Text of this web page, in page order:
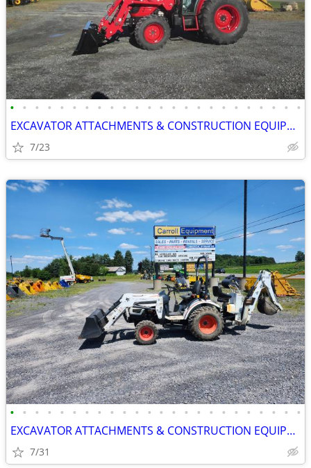
• • • • • • • • • • • • • • • • • • • • • • • •
EXCAVATOR ATTACHMENTS & CONSTRUCTION EQUIPMENT ON SALE!!!
7/23
• • • • • • • • • • • • • • • • • • • • • • • •
EXCAVATOR ATTACHMENTS & CONSTRUCTION EQUIPMENT ON SALE!!!
7/31